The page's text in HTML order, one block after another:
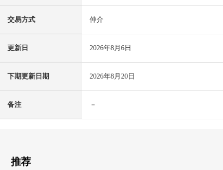
交易方式 仲介
更新日 2026年8月6日
下期更新日期 2026年8月20日
备注 －
推荐